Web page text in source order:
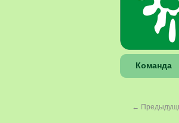
Команда
←